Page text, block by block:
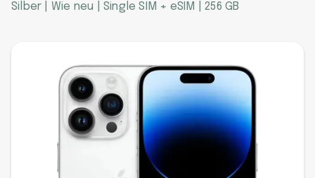
Silber | Wie neu | Single SIM + eSIM | 256 GB